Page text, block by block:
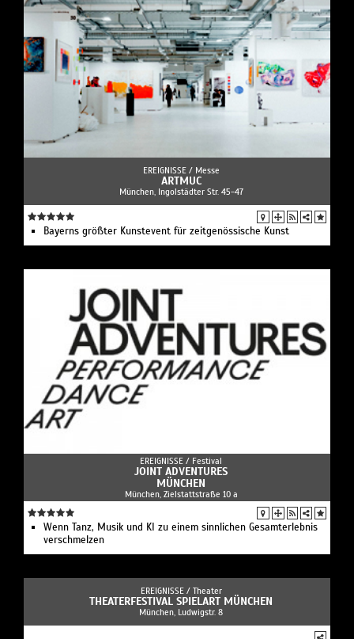
EREIGNISSE / Messe
ARTMUC
München, Ingolstädter Str. 45-47
Bayerns größter Kunstevent für zeitgenössische Kunst
EREIGNISSE / Festival
JOINT ADVENTURES
MÜNCHEN
München, Zielstattstraße 10 a
Wenn Tanz, Musik und KI zu einem sinnlichen Gesamterlebnis
verschmelzen
EREIGNISSE / Theater
THEATERFESTIVAL SPIELART MÜNCHEN
München, Ludwigstr. 8